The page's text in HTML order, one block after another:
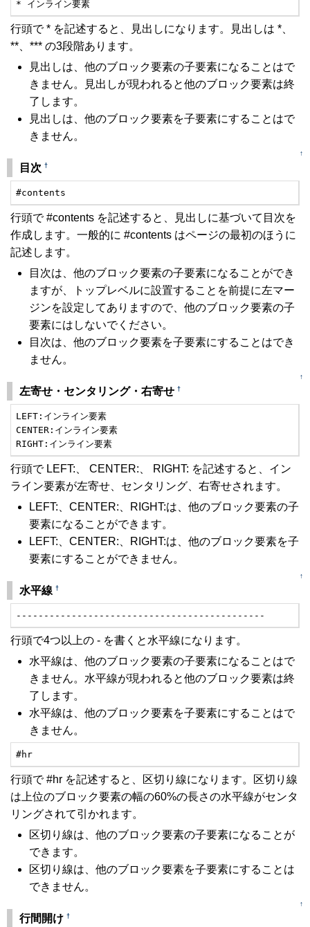
* インライン要素
行頭で * を記述すると、見出しになります。見出しは *、
**、*** の3段階あります。
見出しは、他のブロック要素の子要素になることはで
きません。見出しが現われると他のブロック要素は終
了します。
見出しは、他のブロック要素を子要素にすることはで
きません。
↑
目次 †
#contents
行頭で #contents を記述すると、見出しに基づいて目次を
作成します。一般的に #contents はページの最初のほうに
記述します。
目次は、他のブロック要素の子要素になることができ
ますが、トップレベルに設置することを前提に左マー
ジンを設定してありますので、他のブロック要素の子
要素にはしないでください。
目次は、他のブロック要素を子要素にすることはでき
ません。
↑
左寄せ・センタリング・右寄せ †
LEFT:インライン要素
CENTER:インライン要素
RIGHT:インライン要素
行頭で LEFT:、 CENTER:、 RIGHT: を記述すると、イン
ライン要素が左寄せ、センタリング、右寄せされます。
LEFT:、CENTER:、RIGHT:は、他のブロック要素の子
要素になることができます。
LEFT:、CENTER:、RIGHT:は、他のブロック要素を子
要素にすることができません。
↑
水平線 †
---------------------------------------------
行頭で4つ以上の - を書くと水平線になります。
水平線は、他のブロック要素の子要素になることはで
きません。水平線が現われると他のブロック要素は終
了します。
水平線は、他のブロック要素を子要素にすることはで
きません。
#hr
行頭で #hr を記述すると、区切り線になります。区切り線
は上位のブロック要素の幅の60%の長さの水平線がセンタ
リングされて引かれます。
区切り線は、他のブロック要素の子要素になることが
できます。
区切り線は、他のブロック要素を子要素にすることは
できません。
↑
行間開け †